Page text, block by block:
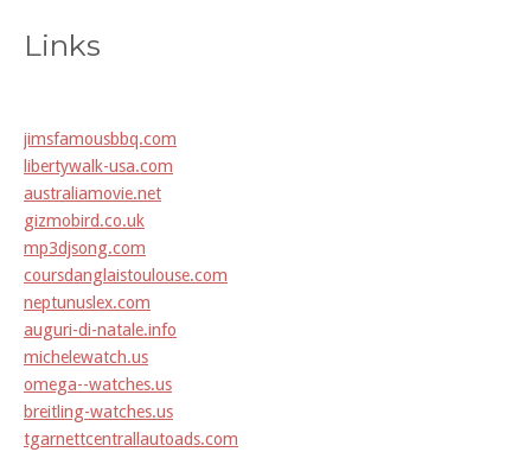
Links
jimsfamousbbq.com
libertywalk-usa.com
australiamovie.net
gizmobird.co.uk
mp3djsong.com
coursdanglaistoulouse.com
neptunuslex.com
auguri-di-natale.info
michelewatch.us
omega--watches.us
breitling-watches.us
tgarnettcentrallautoads.com